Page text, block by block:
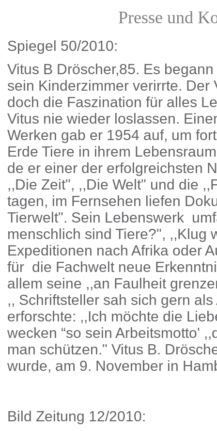
Presse und
Spiegel 50/2010:
Vitus B Dröscher,85. Es
sein Kinderzimmer verirrte. Der
doch die Faszination für alles
Vitus nie wieder loslassen.
Werken gab er 1954 auf, um
Erde Tiere in ihrem
de er einer der erfolgreichsten
,,Die Zeit", ,,Die Welt" und die
tagen, im Fernsehen liefen
Tierwelt". Sein Le­benswerk
menschlich sind Tiere?", ,,Klug
Expeditionen nach Afrika oder
für die Fachwelt neue
allem seine ,,an Faulheit
,, Schriftsteller sah sich gern
erforschte: ,,Ich möchte die
wecken “so sein Arbeitsmotto'
man schützen." Vitus B.
wurde, am 9. November in
Bild Zeitung 12/2010: